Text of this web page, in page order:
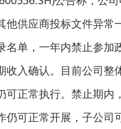
他供应商投标文件异常
名单，一年内禁止参
收入确认。目前公司整
可正常执行。禁止期内
仍可正常开展，子公